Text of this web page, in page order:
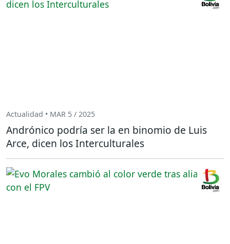
Actualidad • MAR 5 / 2025
Andrónico podría ser la en binomio de Luis
Arce, dicen los Interculturales